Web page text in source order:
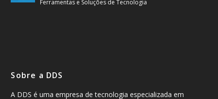
Ferramentas e Soluções de Tecnologia
Sobre a DDS
A DDS é uma empresa de tecnologia especializada em